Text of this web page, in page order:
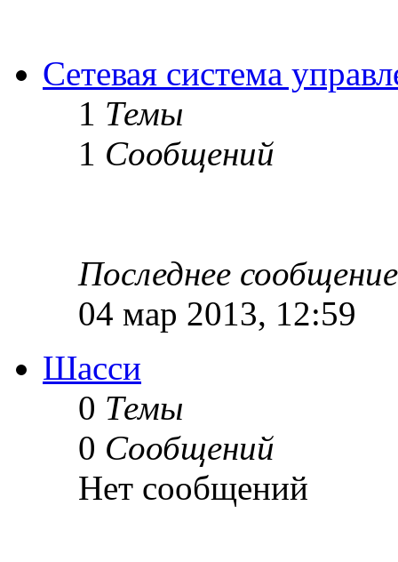
Сетевая система
1 Темы
1 Сообщений
Последнее сообщение
04 мар 2013, 12:59
Шасси
0 Темы
0 Сообщений
Нет сообщений